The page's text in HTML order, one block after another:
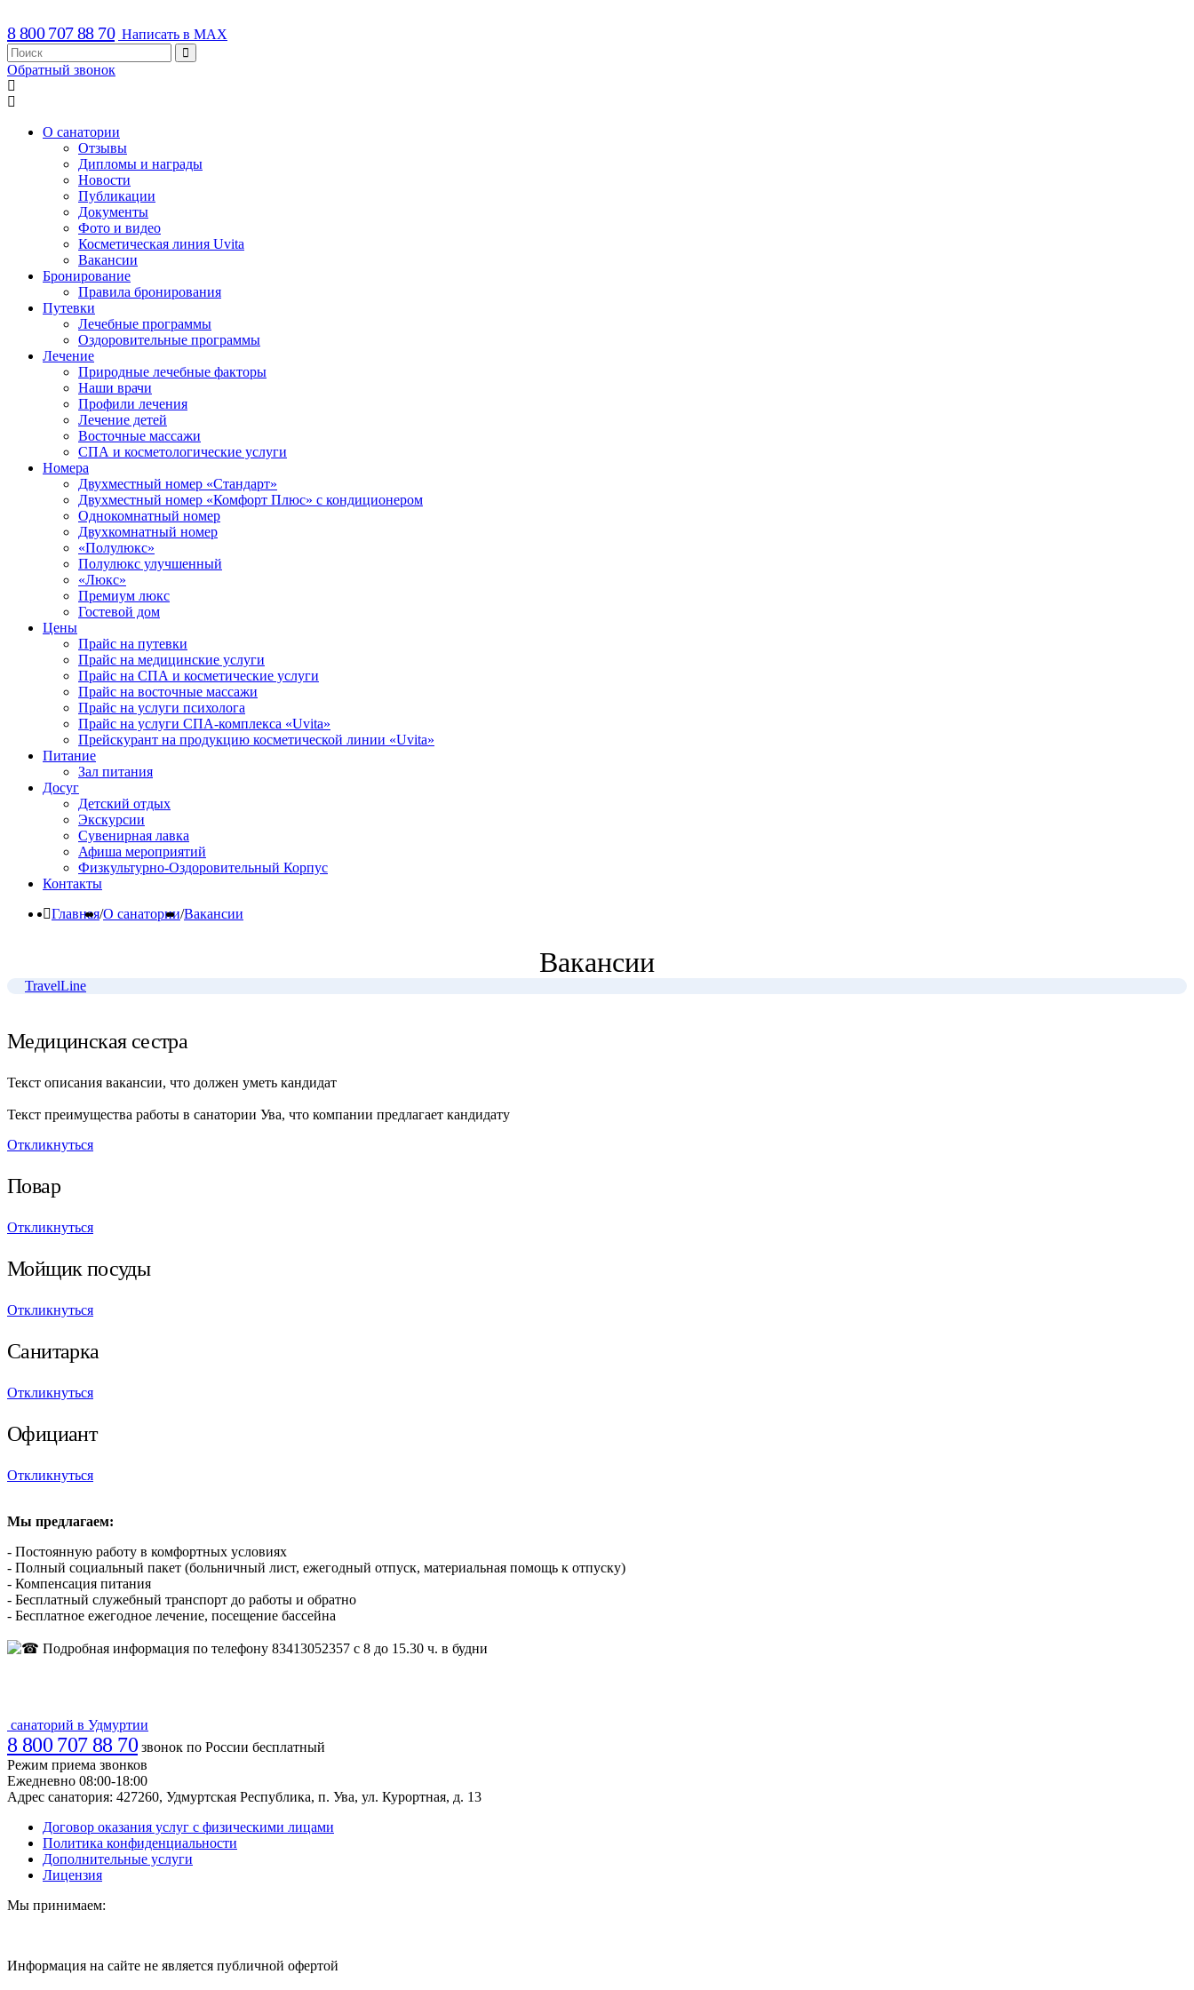
8 800 707 88 70 Написать в MAX
Обратный звонок
О санатории
Отзывы
Дипломы и награды
Новости
Публикации
Документы
Фото и видео
Косметическая линия Uvita
Вакансии
Бронирование
Правила бронирования
Путевки
Лечебные программы
Оздоровительные программы
Лечение
Природные лечебные факторы
Наши врачи
Профили лечения
Лечение детей
Восточные массажи
СПА и косметологические услуги
Номера
Двухместный номер «Стандарт»
Двухместный номер «Комфорт Плюс» с кондиционером
Однокомнатный номер
Двухкомнатный номер
«Полулюкс»
Полулюкс улучшенный
«Люкс»
Премиум люкс
Гостевой дом
Цены
Прайс на путевки
Прайс на медицинские услуги
Прайс на СПА и косметические услуги
Прайс на восточные массажи
Прайс на услуги психолога
Прайс на услуги СПА-комплекса «Uvita»
Прейскурант на продукцию косметической линии «Uvita»
Питание
Зал питания
Досуг
Детский отдых
Экскурсии
Сувенирная лавка
Афиша мероприятий
Физкультурно-Оздоровительный Корпус
Контакты
Главная/О санатории/Вакансии
Вакансии
TravelLine
Медицинская сестра
Текст описания вакансии, что должен уметь кандидат
Текст преимущества работы в санатории Ува, что компании предлагает кандидату
Откликнуться
Повар
Откликнуться
Мойщик посуды
Откликнуться
Санитарка
Откликнуться
Официант
Откликнуться
Мы предлагаем:
- Постоянную работу в комфортных условиях
- Полный социальный пакет (больничный лист, ежегодный отпуск, материальная помощь к отпуску)
- Компенсация питания
- Бесплатный служебный транспорт до работы и обратно
- Бесплатное ежегодное лечение, посещение бассейна
Подробная информация по телефону 83413052357 с 8 до 15.30 ч. в будни
санаторий в Удмуртии
8 800 707 88 70 звонок по России бесплатный
Режим приема звонков
Ежедневно 08:00-18:00
Адрес санатория: 427260, Удмуртская Республика, п. Ува, ул. Курортная, д. 13
Договор оказания услуг с физическими лицами
Политика конфиденциальности
Дополнительные услуги
Лицензия
Мы принимаем:
Информация на сайте не является публичной офертой